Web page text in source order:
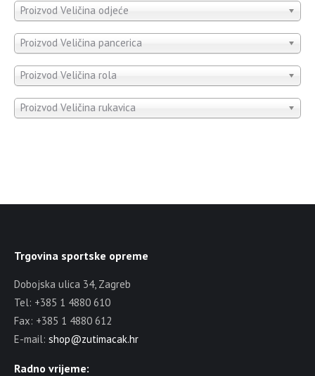
Proizvod Veličina odjeće
Proizvod Veličina pancerica
Proizvod Veličina rola
Proizvod Veličina rukavica
Trgovina sportske opreme
Dobojska ulica 34, Zagreb
Tel: +385 1 4880 610
Fax: +385 1 4880 612
E-mail: shop@zutimacak.hr
Radno vrijeme: